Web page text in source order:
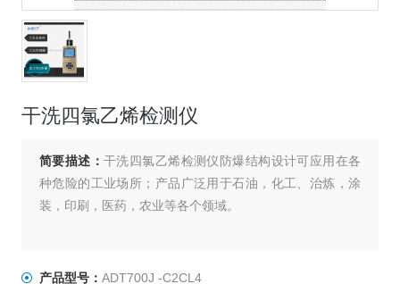
干洗四氯乙烯检测仪
简要描述：干洗四氯乙烯检测仪防爆结构设计可应用在各
种危险的工业场所；产品广泛用于石油，化工、治炼，涂
装，印刷，医药，农业等各个领域。
产品型号： ADT700J -C2CL4